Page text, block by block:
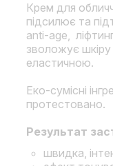
Крем для
підсилює та
anti-age,
зволожує шкіру
еластичною.
Еко-сумісні
протестовано.
Результат
швидка,